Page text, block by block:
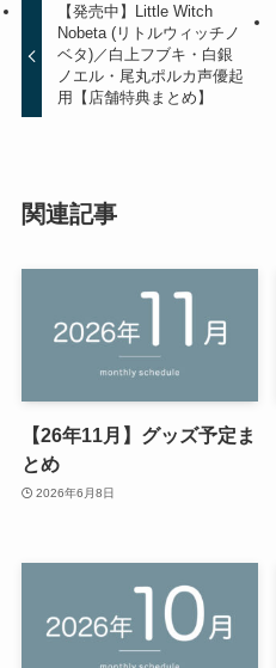
【発売中】Little Witch
Nobeta (リトルウィッチノ
ベタ)／白上フブキ・白銀
ノエル・尾丸ポルカ声優起
用【店舗特典まとめ】
関連記事
【26年11月】グッズ予定ま
とめ
2026年6月8日